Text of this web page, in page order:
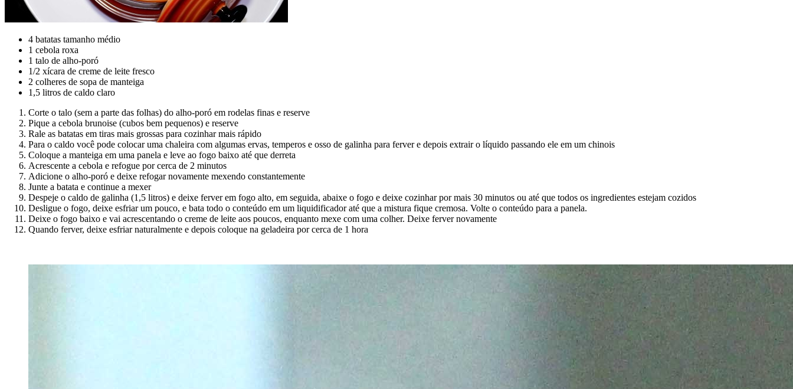
4 batatas tamanho médio
1 cebola roxa
1 talo de alho-poró
1/2 xícara de creme de leite fresco
2 colheres de sopa de manteiga
1,5 litros de caldo claro
Corte o talo (sem a parte das folhas) do alho-poró em rodelas finas e reserve
Pique a cebola brunoise (cubos bem pequenos) e reserve
Rale as batatas em tiras mais grossas para cozinhar mais rápido
Para o caldo você pode colocar uma chaleira com algumas ervas, temperos e osso de galinha para ferver e depois extrair o líquido passando ele em um chinois
Coloque a manteiga em uma panela e leve ao fogo baixo até que derreta
Acrescente a cebola e refogue por cerca de 2 minutos
Adicione o alho-poró e deixe refogar novamente mexendo constantemente
Junte a batata e continue a mexer
Despeje o caldo de galinha (1,5 litros) e deixe ferver em fogo alto, em seguida, abaixe o fogo e deixe cozinhar por mais 30 minutos ou até que todos os ingredientes estejam cozidos
Desligue o fogo, deixe esfriar um pouco, e bata todo o conteúdo em um liquidificador até que a mistura fique cremosa. Volte o conteúdo para a panela.
Deixe o fogo baixo e vai acrescentando o creme de leite aos poucos, enquanto mexe com uma colher. Deixe ferver novamente
Quando ferver, deixe esfriar naturalmente e depois coloque na geladeira por cerca de 1 hora